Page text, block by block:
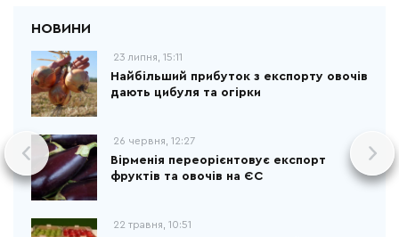
23 липня, 15:11
Найбільший прибуток з експорту овочів
дають цибуля та огірки
26 червня, 12:27
Вірменія переорієнтовує експорт
фруктів та овочів на ЄС
22 травня, 10:51